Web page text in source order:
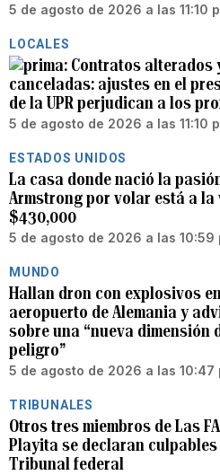
5 de agosto de 2026 a las 11:10
LOCALES
Contratos alterados
canceladas: ajustes en el
de la UPR perjudican a los
5 de agosto de 2026 a las 11:10
ESTADOS UNIDOS
La casa donde nació la
Armstrong por volar está a la
$430,000
5 de agosto de 2026 a las 10:59
MUNDO
Hallan dron con explosivos en
aeropuerto de Alemania y
sobre una “nueva dimensión
peligro”
5 de agosto de 2026 a las 10:47
TRIBUNALES
Otros tres miembros de Las
Playita se declaran culpables
Tribunal federal